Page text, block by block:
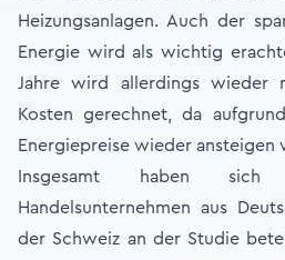
Heizungsanlagen. Auch der
Energie wird als wichtig
Jahre wird allerdings wieder
Kosten gerechnet, da
Energiepreise wieder ansteigen
Insgesamt haben sich
Handelsunternehmen aus
der Schweiz an der Studie